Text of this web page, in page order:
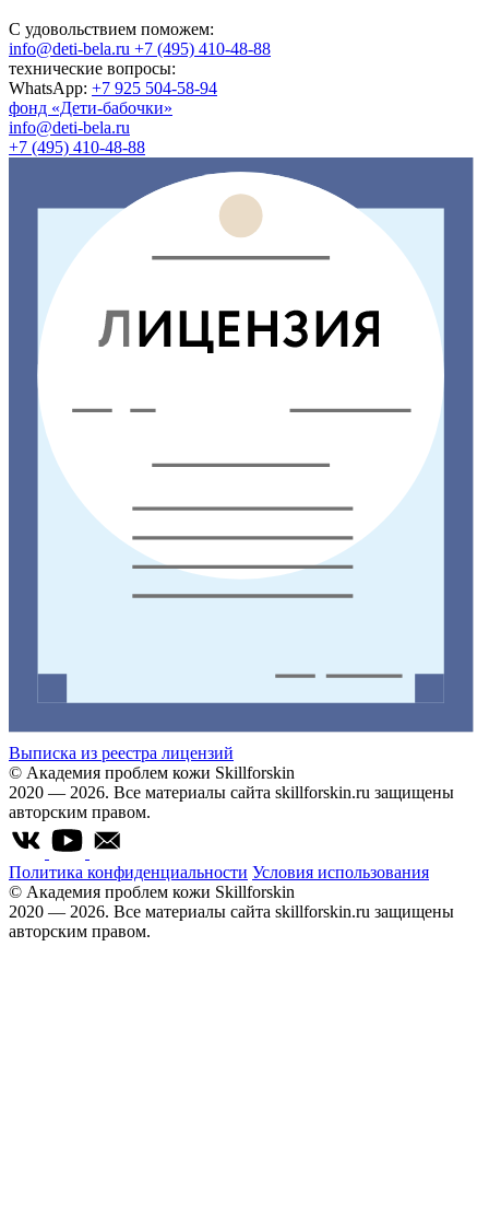
С удовольствием поможем:
info@deti-bela.ru +7 (495) 410-48-88
технические вопросы:
WhatsApp: +7 925 504-58-94
фонд «Дети-бабочки»
info@deti-bela.ru
+7 (495) 410-48-88
Выписка из реестра лицензий
© Академия проблем кожи Skillforskin
2020 — 2026. Все материалы сайта skillforskin.ru защищены
авторским правом.
Политика конфиденциальности Условия использования
© Академия проблем кожи Skillforskin
2020 — 2026. Все материалы сайта skillforskin.ru защищены
авторским правом.